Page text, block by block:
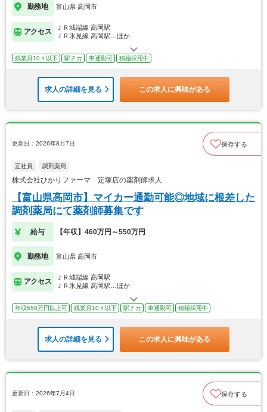
勤務地 富山県 高岡市
アクセス
ＪＲ城端線 高岡駅
ＪＲ氷見線 高岡駅…ほか
残業月10ｈ以下 駅チカ 車通勤可 積極採用中
求人の詳細を見る この求人に興味がある
更新日：2026年8月7日 保存する
正社員 調剤薬局
株式会社ひかりファーマ 定塚店の薬剤師求人
【富山県高岡市】マイカー通勤可能◎地域に根差した
調剤薬局にて薬剤師募集です
給与 【年収】460万円～550万円
勤務地 富山県 高岡市
アクセス
ＪＲ城端線 高岡駅
ＪＲ氷見線 高岡駅…ほか
年収550万円以上可 残業月10ｈ以下 駅チカ 車通勤可 積極採用中
求人の詳細を見る この求人に興味がある
更新日：2026年7月4日 保存する